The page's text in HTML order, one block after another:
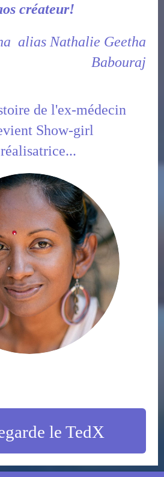
créateur!
alias Nathalie Geetha
Babouraj
de l'ex-médecin
Show-girl
le TedX